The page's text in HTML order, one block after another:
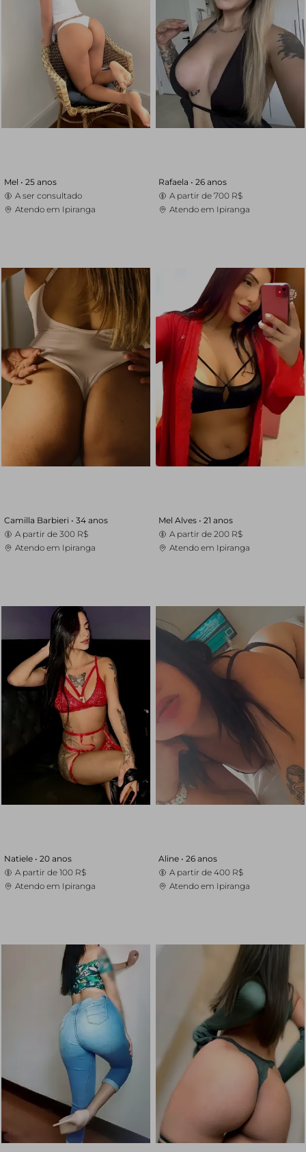
Mel • 25 anos
A ser consultado
Atendo em Ipiranga
Rafaela • 26 anos
A partir de 700 R$
Atendo em Ipiranga
Camilla Barbieri • 34 anos
A partir de 300 R$
Atendo em Ipiranga
Mel Alves • 21 anos
A partir de 200 R$
Atendo em Ipiranga
Natiele • 20 anos
A partir de 100 R$
Atendo em Ipiranga
Aline • 26 anos
A partir de 400 R$
Atendo em Ipiranga